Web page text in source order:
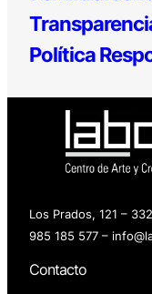
Política
Los Prados, 121 –
985 185 577 –
Contacto